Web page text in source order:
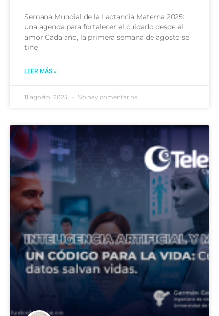
Semana Mundial de la Lactancia Materna 2025:
una agenda para fortalecer el cuidado desde el
amor Cada año, la primera semana de agosto se
tiñe
LEER MÁS »
11 agosto, 2025 No hay comentarios